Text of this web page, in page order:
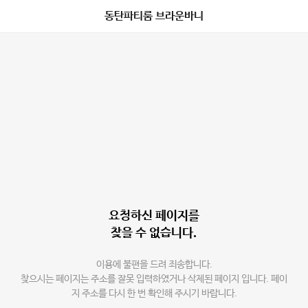
동탄파티룸 브라운바니
요청하신 페이지를
찾을 수 없습니다.
이용에 불편을 드려 죄송합니다.
찾으시는 페이지는 주소를 잘못 입력하였거나 삭제된 페이지 입니다. 페이
지 주소를 다시 한 번 확인해 주시기 바랍니다.